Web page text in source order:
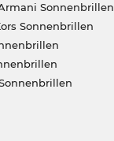
Sonnenbrillen
Sonnenbrillen